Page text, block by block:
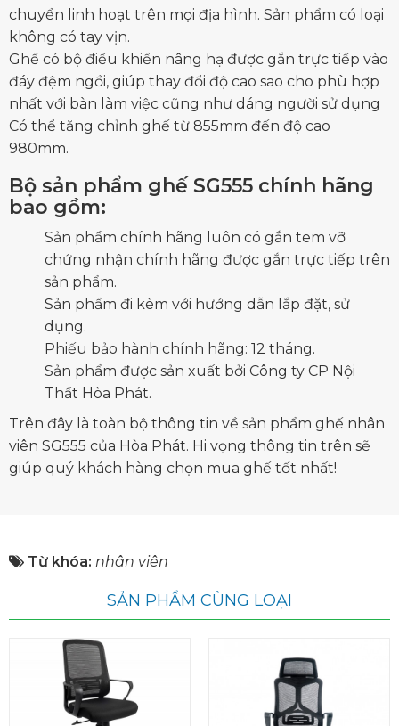
chuyển linh hoạt trên mọi địa hình. Sản phẩm có loại
không có tay vịn.
Ghế có bộ điều khiển nâng hạ được gắn trực tiếp vào
đáy đệm ngồi, giúp thay đổi độ cao sao cho phù hợp
nhất với bàn làm việc cũng như dáng người sử dụng
Có thể tăng chỉnh ghế từ 855mm đến độ cao
980mm.
Bộ sản phẩm ghế SG555 chính hãng
bao gồm:
Sản phẩm chính hãng luôn có gắn tem vỡ
chứng nhận chính hãng được gắn trực tiếp trên
sản phẩm.
Sản phẩm đi kèm với hướng dẫn lắp đặt, sử
dụng.
Phiếu bảo hành chính hãng: 12 tháng.
Sản phẩm được sản xuất bởi Công ty CP Nội
Thất Hòa Phát.
Trên đây là toàn bộ thông tin về sản phẩm ghế nhân
viên SG555 của Hòa Phát. Hi vọng thông tin trên sẽ
giúp quý khách hàng chọn mua ghế tốt nhất!
Từ khóa: nhân viên
SẢN PHẨM CÙNG LOẠI